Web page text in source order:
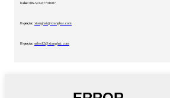
Faks:+86-574-87701687
E-poçta: xianghai@xianghai.com
E-poçta: sales12@xianghai.com